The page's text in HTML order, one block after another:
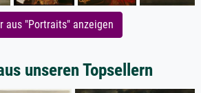
aus "Portraits" anzeigen
unseren Topsellern